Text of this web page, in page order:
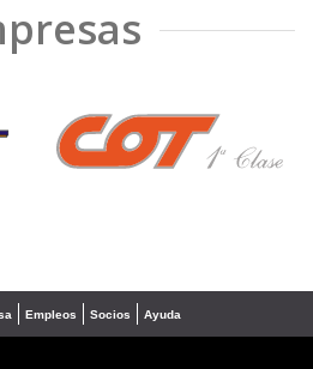
❯
Empleos Socios Ayuda